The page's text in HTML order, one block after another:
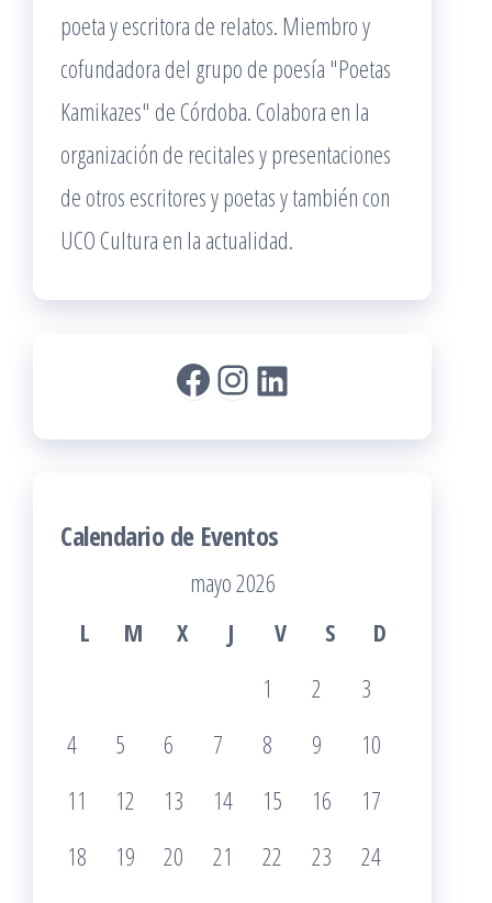
poeta y escritora de relatos. Miembro y
cofundadora del grupo de poesía "Poetas
Kamikazes" de Córdoba. Colabora en la
organización de recitales y presentaciones
de otros escritores y poetas y también con
UCO Cultura en la actualidad.
Facebook
Instagram
LinkedIn
Calendario de Eventos
mayo 2026
L
M X J V S
D
1
2
3
4
5 6 7 8 9
10
11
12 13 14 15 16
17
18
19 20 21 22 23
24